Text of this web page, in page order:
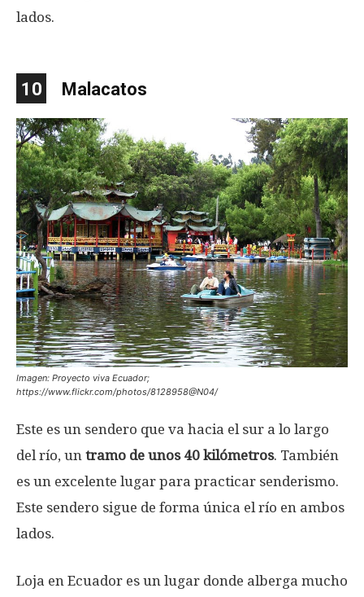
lados.
10 Malacatos
Imagen: Proyecto viva Ecuador;
https://www.flickr.com/photos/8128958@N04/
Este es un sendero que va hacia el sur a lo largo
del río, un tramo de unos 40 kilómetros. También
es un excelente lugar para practicar senderismo.
Este sendero sigue de forma única el río en ambos
lados.
Loja en Ecuador es un lugar donde alberga mucho